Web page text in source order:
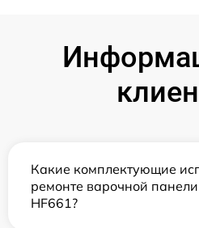
Какие комплектующие
ремонте варочной
HF661?